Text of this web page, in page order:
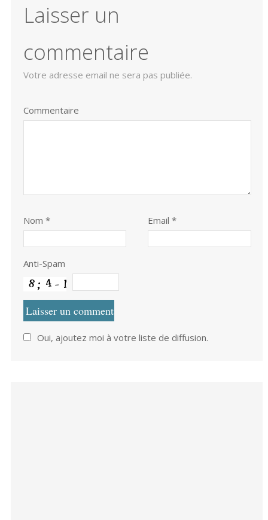
Laisser un
commentaire
Votre adresse email ne sera pas publiée.
Commentaire
Nom * Email *
Anti-Spam
Oui, ajoutez moi à votre liste de diffusion.